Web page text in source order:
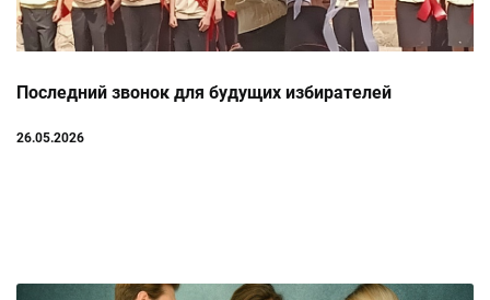
Последний звонок для будущих избирателей
26.05.2026